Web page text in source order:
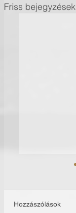
Friss bejegyzések
Időutazás
Hozzászólások